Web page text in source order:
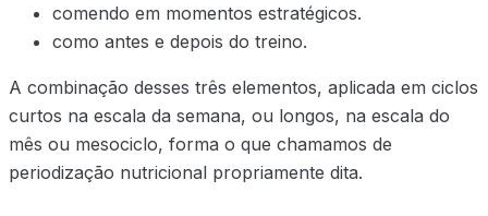
comendo em momentos estratégicos.
como antes e depois do treino.
A combinação desses três elementos, aplicada em ciclos
curtos na escala da semana, ou longos, na escala do
mês ou mesociclo, forma o que chamamos de
periodização nutricional propriamente dita.